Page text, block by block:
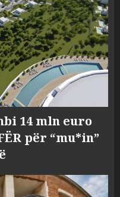
14 mln euro
për “mu*in”